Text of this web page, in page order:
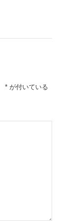
*が付いている